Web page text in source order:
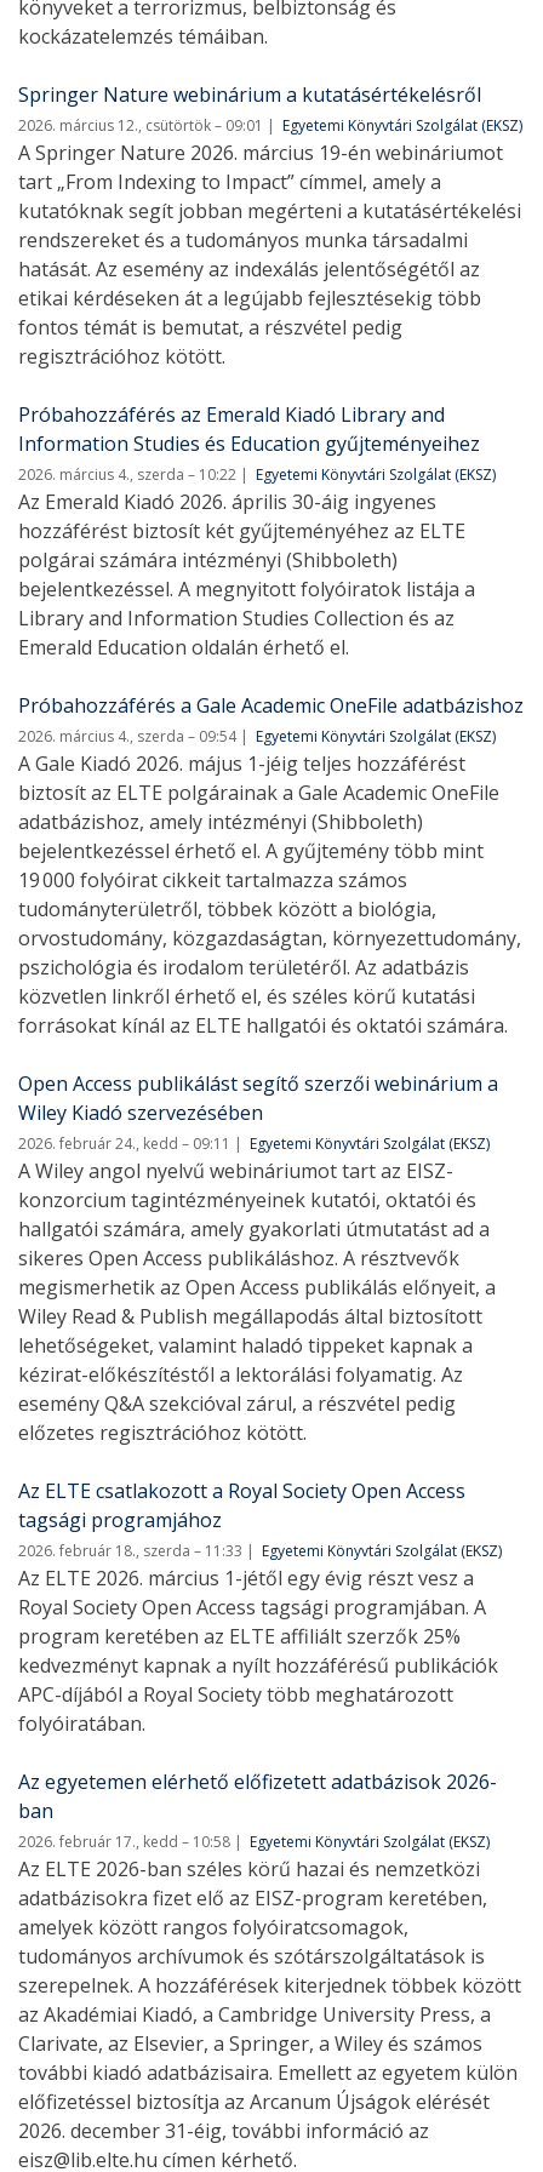
könyveket a terrorizmus, belbiztonság és
kockázatelemzés témáiban.
Springer Nature webinárium a kutatásértékelésről
2026. március 12., csütörtök – 09:01 Egyetemi Könyvtári Szolgálat (EKSZ)
A Springer Nature 2026. március 19-én webináriumot
tart „From Indexing to Impact” címmel, amely a
kutatóknak segít jobban megérteni a kutatásértékelési
rendszereket és a tudományos munka társadalmi
hatását. Az esemény az indexálás jelentőségétől az
etikai kérdéseken át a legújabb fejlesztésekig több
fontos témát is bemutat, a részvétel pedig
regisztrációhoz kötött.
Próbahozzáférés az Emerald Kiadó Library and
Information Studies és Education gyűjteményeihez
2026. március 4., szerda – 10:22 Egyetemi Könyvtári Szolgálat (EKSZ)
Az Emerald Kiadó 2026. április 30-áig ingyenes
hozzáférést biztosít két gyűjteményéhez az ELTE
polgárai számára intézményi (Shibboleth)
bejelentkezéssel. A megnyitott folyóiratok listája a
Library and Information Studies Collection és az
Emerald Education oldalán érhető el.
Próbahozzáférés a Gale Academic OneFile adatbázishoz
2026. március 4., szerda – 09:54 Egyetemi Könyvtári Szolgálat (EKSZ)
A Gale Kiadó 2026. május 1-jéig teljes hozzáférést
biztosít az ELTE polgárainak a Gale Academic OneFile
adatbázishoz, amely intézményi (Shibboleth)
bejelentkezéssel érhető el. A gyűjtemény több mint
19 000 folyóirat cikkeit tartalmazza számos
tudományterületről, többek között a biológia,
orvostudomány, közgazdaságtan, környezettudomány,
pszichológia és irodalom területéről. Az adatbázis
közvetlen linkről érhető el, és széles körű kutatási
forrásokat kínál az ELTE hallgatói és oktatói számára.
Open Access publikálást segítő szerzői webinárium a
Wiley Kiadó szervezésében
2026. február 24., kedd – 09:11 Egyetemi Könyvtári Szolgálat (EKSZ)
A Wiley angol nyelvű webináriumot tart az EISZ-
konzorcium tagintézményeinek kutatói, oktatói és
hallgatói számára, amely gyakorlati útmutatást ad a
sikeres Open Access publikáláshoz. A résztvevők
megismerhetik az Open Access publikálás előnyeit, a
Wiley Read & Publish megállapodás által biztosított
lehetőségeket, valamint haladó tippeket kapnak a
kézirat-előkészítéstől a lektorálási folyamatig. Az
esemény Q&A szekcióval zárul, a részvétel pedig
előzetes regisztrációhoz kötött.
Az ELTE csatlakozott a Royal Society Open Access
tagsági programjához
2026. február 18., szerda – 11:33 Egyetemi Könyvtári Szolgálat (EKSZ)
Az ELTE 2026. március 1-jétől egy évig részt vesz a
Royal Society Open Access tagsági programjában. A
program keretében az ELTE affiliált szerzők 25%
kedvezményt kapnak a nyílt hozzáférésű publikációk
APC-díjából a Royal Society több meghatározott
folyóiratában.
Az egyetemen elérhető előfizetett adatbázisok 2026-
ban
2026. február 17., kedd – 10:58 Egyetemi Könyvtári Szolgálat (EKSZ)
Az ELTE 2026-ban széles körű hazai és nemzetközi
adatbázisokra fizet elő az EISZ-program keretében,
amelyek között rangos folyóiratcsomagok,
tudományos archívumok és szótárszolgáltatások is
szerepelnek. A hozzáférések kiterjednek többek között
az Akadémiai Kiadó, a Cambridge University Press, a
Clarivate, az Elsevier, a Springer, a Wiley és számos
további kiadó adatbázisaira. Emellett az egyetem külön
előfizetéssel biztosítja az Arcanum Újságok elérését
2026. december 31-éig, további információ az
eisz@lib.elte.hu címen kérhető.